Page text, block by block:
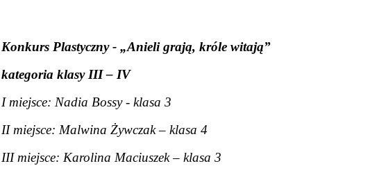
Konkurs Plastyczny - „Anieli grają, króle witają”
kategoria klasy III – IV
I miejsce: Nadia Bossy - klasa 3
II miejsce: Malwina Żywczak – klasa 4
III miejsce: Karolina Maciuszek – klasa 3